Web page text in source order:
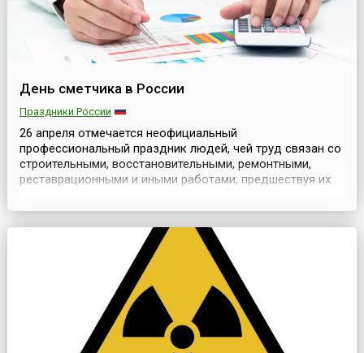
День сметчика в России
Праздники России
26 апреля отмечается неофициальный
профессиональный праздник людей, чей труд связан со
строительными, восстановительными, ремонтными,
реставрационными и иными работами, предшествуя их
сметчика.Выбор дня 26 апреля для этого
профессионально праздника пал на дату принятия
Государственных сметных нормативов (ГЭСН –
государственные элементарные сметные нормы) в 2...